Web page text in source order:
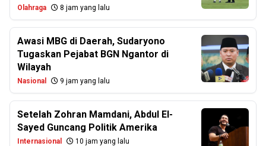
Olahraga 8 jam yang lalu
Awasi MBG di Daerah, Sudaryono
Tugaskan Pejabat BGN Ngantor di
Wilayah
Nasional 9 jam yang lalu
Setelah Zohran Mamdani, Abdul El-
Sayed Guncang Politik Amerika
Internasional 10 jam yang lalu